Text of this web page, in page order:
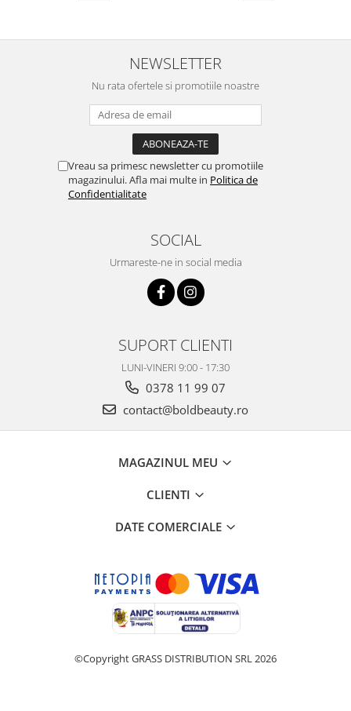
NEWSLETTER
Nu rata ofertele si promotiile noastre
Vreau sa primesc newsletter cu promotiile
magazinului. Afla mai multe in Politica de
Confidentialitate
SOCIAL
Urmareste-ne in social media
SUPORT CLIENTI
LUNI-VINERI 9:00 - 17:30
0378 11 99 07
contact@boldbeauty.ro
MAGAZINUL MEU
CLIENTI
DATE COMERCIALE
©Copyright GRASS DISTRIBUTION SRL 2026